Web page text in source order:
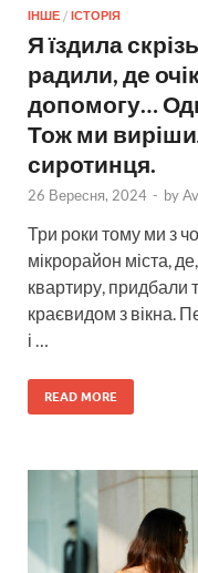
ІНШЕ / ІСТОРІЯ
Я їздила
радили, де
допомогу…
Тож ми
сиротинця.
26 Вересня, 2024 - by
Три роки тому ми з
мікрорайон міста,
квартиру, придбали
краєвидом з вікна.
і …
READ MORE